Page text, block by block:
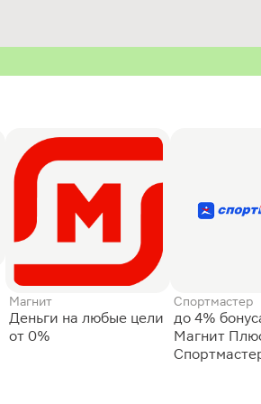
Магнит
Деньги на любые цели
от 0%
Спортмастер
до 4%
Магнит